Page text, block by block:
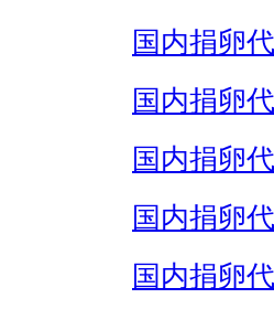
国内捐卵
国内捐卵
国内捐卵
国内捐卵
国内捐卵